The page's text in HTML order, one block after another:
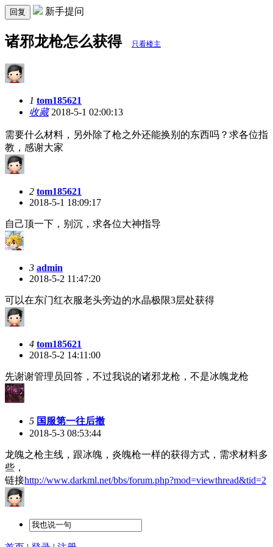
回复 新手提问
诸邪龙枪怎么获得 只看楼主
1 tom185621
收藏2018-5-1 02:00:13
需要什么材料，另外除了枪之外还能换别的东西吗？求各位指
教，感谢大家
2 tom185621
2018-5-1 18:09:17
自己顶一下，别沉，求各位大神指导
3 admin
2018-5-2 11:47:20
可以在东门红衣服老头旁边的水晶极限3层处获得
4 tom185621
2018-5-2 14:11:00
先谢谢管理员回答，不过我说的诸邪龙枪，不是冰魄龙枪
5 国服第一往后撤
2018-5-3 08:53:44
龙魄之枪主线，跟冰魄，炎魄枪一样的获得方式，需求材料多
些，
链接http://www.darkml.net/bbs/forum.php?mod=viewthread&tid=2